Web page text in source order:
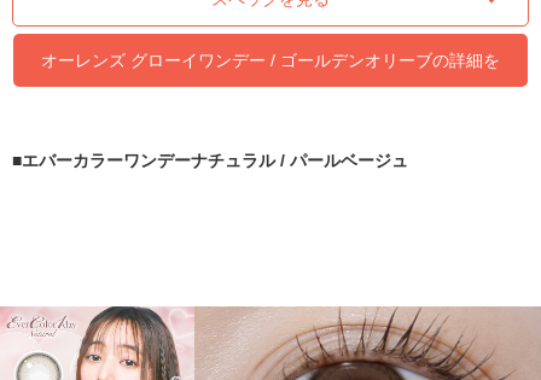
オーレンズ グローイワンデー / ゴールデンオリーブの詳細を
エバーカラーワンデーナチュラル / パールベージュ